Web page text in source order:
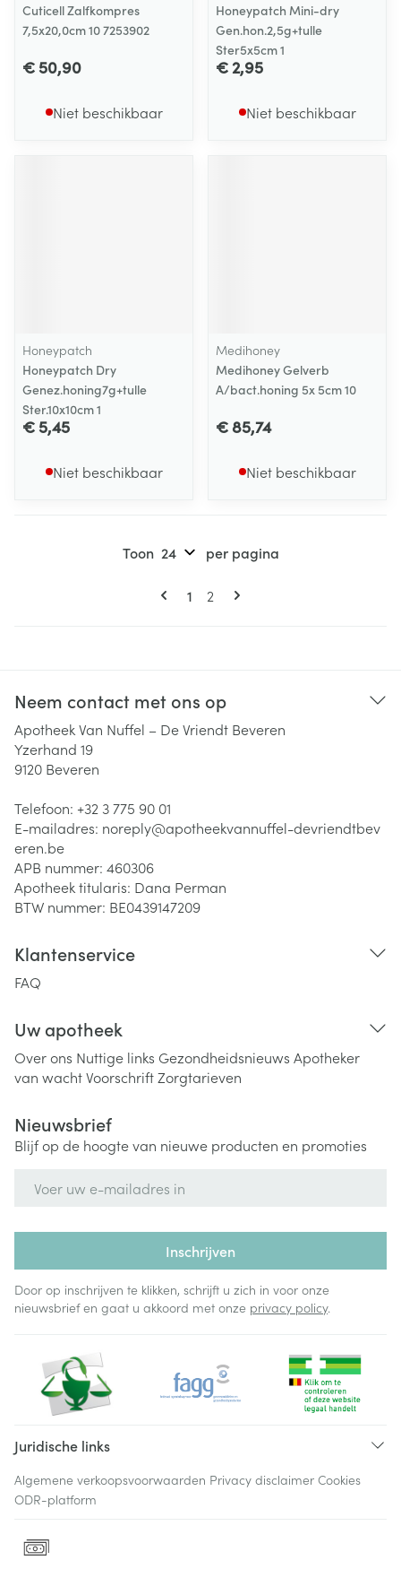
Cuticell Zalfkompres
7,5x20,0cm 10 7253902
€ 50,90
Niet beschikbaar
Honeypatch Mini-dry
Gen.hon.2,5g+tulle
Ster5x5cm 1
€ 2,95
Niet beschikbaar
Honeypatch
Honeypatch Dry
Genez.honing7g+tulle
Ster.10x10cm 1
€ 5,45
Niet beschikbaar
Medihoney
Medihoney Gelverb
A/bact.honing 5x 5cm 10
€ 85,74
Niet beschikbaar
Pagina's
U lees momenteel pagina
1 Pagina
2
Toon per pagina
Neem contact met ons op
Apotheek Van Nuffel – De Vriendt Beveren
Yzerhand 19
9120 Beveren
Telefoon: +32 3 775 90 01
E-mailadres: noreply@apotheekvannuffel-devriendtbev
eren.be
APB nummer: 460306
Apotheek titularis: Dana Perman
BTW nummer: BE0439147209
Klantenservice
FAQ
Uw apotheek
Over ons Nuttige links Gezondheidsnieuws Apotheker
van wachtVoorschriftZorgtarieven
Nieuwsbrief
Blijf op de hoogte van nieuwe producten en promoties
Inschrijven
Door op inschrijven te klikken, schrijft u zich in voor onze
nieuwsbrief en gaat u akkoord met onze privacy policy.
Juridische links
Algemene verkoopsvoorwaarden Privacy disclaimer Cookies
ODR-platform